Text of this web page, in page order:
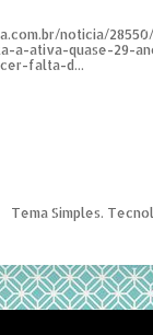
noticia/
a-ativa-quase-29-
falta-d...
Tema Simples.